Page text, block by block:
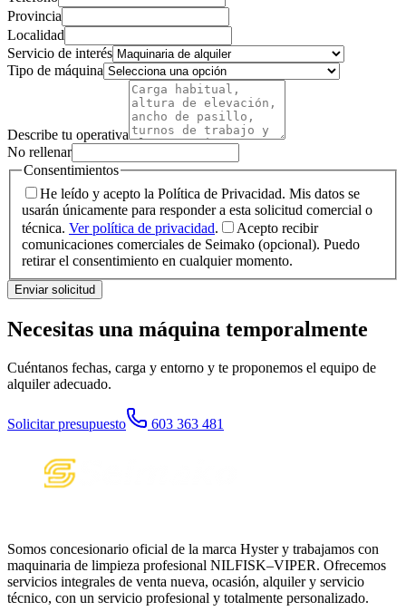
Provincia
Localidad
Servicio de interés
Tipo de máquina
Describe tu operativa
No rellenar
Consentimientos
He leído y acepto la Política de Privacidad. Mis datos se
usarán únicamente para responder a esta solicitud comercial o
técnica. Ver política de privacidad.
Acepto recibir
comunicaciones comerciales de Seimako (opcional). Puedo
retirar el consentimiento en cualquier momento.
Enviar solicitud
Necesitas una máquina temporalmente
Cuéntanos fechas, carga y entorno y te proponemos el equipo de
alquiler adecuado.
Solicitar presupuesto 603 363 481
Somos concesionario oficial de la marca Hyster y trabajamos con
maquinaria de limpieza profesional NILFISK–VIPER. Ofrecemos
servicios integrales de venta nueva, ocasión, alquiler y servicio
técnico, con un servicio profesional y totalmente personalizado.